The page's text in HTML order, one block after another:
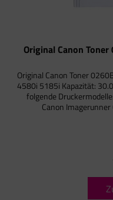
Original Canon
Original Canon Toner
4580i 5185i Kapazität:
folgende
Canon